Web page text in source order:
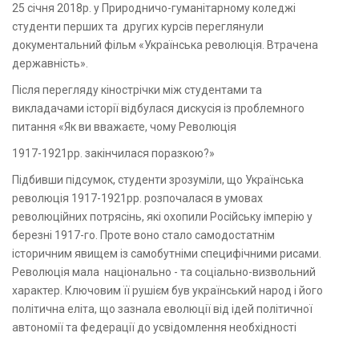
25 січня 2018р. у Природничо-гуманітарному коледжі
студенти перших та других курсів переглянули
документальний фільм «Українська революція. Втрачена
державність».
Після перегляду кінострічки між студентами та
викладачами історії відбулася дискусія із проблемного
питання «Як ви вважаєте, чому Революція
1917-1921рр. закінчилася поразкою?»
Підбивши підсумок, студенти зрозуміли, що Українська
революція 1917-1921рр. розпочалася в умовах
революційних потрясінь, які охопили Російську імперію у
березні 1917-го. Проте воно стало самодостатнім
історичним явищем із самобутніми специфічними рисами.
Революція мала національно - та соціально-визвольний
характер. Ключовим її рушієм був український народ і його
політична еліта, що зазнала еволюції від ідей політичної
автономії та федерації до усвідомлення необхідності